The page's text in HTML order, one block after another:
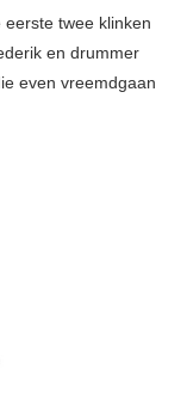
eerste twee klinken
en drummer
even vreemdgaan